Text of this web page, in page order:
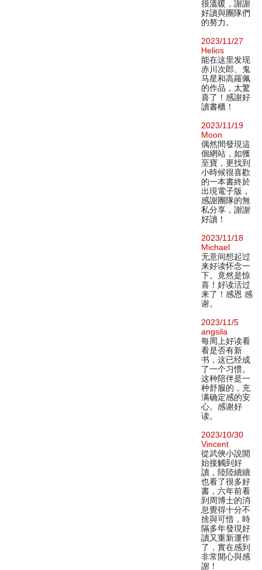
很溫暖，謝謝
好讀與團隊們
的努力。
2023/11/27
Helios
能在这里发现
赤川次郎、鬼
马星和高羅佩
的作品，太驚
喜了！感謝好
讀書櫃！
2023/11/19
Moon
偶然間發現這
個網站，如獲
至寶，更找到
小時候很喜歡
的一本書終於
出現電子版，
感謝團隊的無
私分享，謝謝
好讀！
2023/11/18
Michael
无意间想起过
来好读怀念一
下。竟然是惊
喜！好读活过
来了！感恩 感
谢。
2023/11/5
angsila
每周上好读看
看是否有新
书，这已经成
了一个习惯。
这种陪伴是一
种舒服的，充
满确定感的安
心。感谢好
读。
2023/10/30
Vincent
從武俠小說開
始接觸到好
讀，陸陸續續
也看了很多好
書，六年前看
到周博士的消
息覺得十分不
捨與可惜，時
隔多年發現好
讀又重新運作
了，實在感到
非常開心與感
謝！